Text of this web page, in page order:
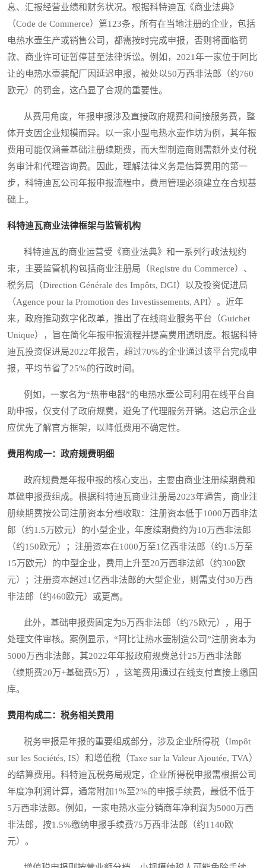
息、汇报经营业绩和财务状况。根据科特迪瓦《商业法典》
（Code de Commerce）第123条，所有在当地注册的企业，包括
电热水壶生产或销售公司，都需按时完成申报，否则将面临罚
款、商业许可证暂停甚至法律诉讼。例如，2021年一家位于阿比
让的电热水壶装配厂因延迟申报，被处以50万西非法郎（约760
欧元）的罚金，这凸显了合规的重要性。
从费用角度，年报申报涉及直接政府规费和间接服务费，整
体开支因企业规模而异。以一家小型电热水壶作坊为例，其年报
费用可能仅涵盖基础注册续期费，而大型制造商则需额外支付税
务审计和代理咨询费。因此，理解法律义务是估算费用的第一
步，科特迪瓦公司年报申报流程中，费用管理必须建立在合规基
础上。
科特迪瓦商业法律框架与监管机构
科特迪瓦的商业运营受《商业法典》和一系列行政法规约
束，主要监管机构包括商业注册局（Registre du Commerce）、
税务局（Direction Générale des Impôts, DGI）以及投资促进局
（Agence pour la Promotion des Investissements, API）。近年
来，政府推动数字化改革，推出了在线商业服务平台（Guichet
Unique），旨在简化年报申报流程并提高费用透明度。根据科特
迪瓦投资促进局2022年报告，超过70%的企业通过该平台完成申
报，平均节省了25%的行政时间。
例如，一家名为“热带电器”的电热水壶公司利用在线平台自
助申报，仅支付了政府规费，避免了代理服务开销。这启示企业
应优先了解官方框架，以降低费用不确定性。
费用构成一：政府规费明细
政府规费是年报申报的核心支出，主要由商业注册续期费和
基础申报费组成。根据科特迪瓦商业注册局2023年通告，商业注
册续期费按公司注册资本分档收取：注册资本低于1000万西非法
郎（约1.5万欧元）的小型企业，年度续期费约为10万西非法郎
（约150欧元）；注册资本在1000万至1亿西非法郎（约1.5万至
15万欧元）的中型企业，费用上升至20万西非法郎（约300欧
元）；注册资本超过1亿西非法郎的大型企业，则需支付30万西
非法郎（约460欧元）或更高。
此外，基础申报费固定为5万西非法郎（约75欧元），用于
处理文件审核。案例显示，“阿比让热水壶制造公司”注册资本为
5000万西非法郎，其2022年年报政府规费总计25万西非法郎
（续期费20万+基础费5万），这笔费用通过在线支付直接上缴国
库。
费用构成二：税务相关费用
税务申报是年报的重要组成部分，涉及企业所得税（Impôt
sur les Sociétés, IS）和增值税（Taxe sur la Valeur Ajoutée, TVA）
的结算费用。科特迪瓦税务局规定，企业所得税申报需根据公司
年度净利润计算，通常附加1%至2%的申报手续费，最低不低于
5万西非法郎。例如，一家电热水壶分销商年净利润为5000万西
非法郎，按1.5%缴纳申报手续费75万西非法郎（约1140欧
元）。